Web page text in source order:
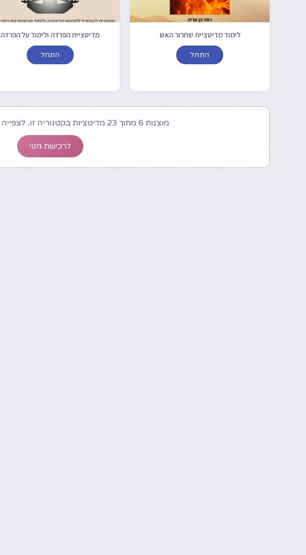
לימוד מדיטציית שחרור האש
התחל
מדיטציית הפרדה ולימוד על הפרדה
התחל
מוצגות 6 מתוך 23 מדיטציות בקטגוריה זו. לצפייה בכולן יש לרכוש מנוי.
לרכישת מנוי